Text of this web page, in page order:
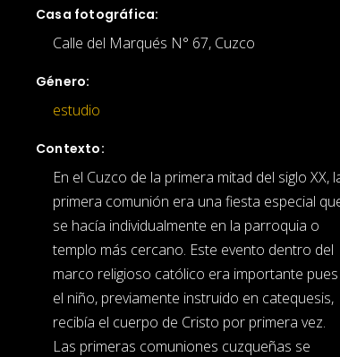
Casa fotográfica:
Calle del Marqués N° 67, Cuzco
Género:
estudio
Contexto:
En el Cuzco de la primera mitad del siglo XX,
primera comunión era una fiesta especial
se hacía individualmente en la parroquia o
templo más cercano. Este evento dentro del
marco religioso católico era importante pues
el niño, previamente instruido en catequesis,
recibía el cuerpo de Cristo por primera vez.
Las primeras comuniones cuzqueñas se